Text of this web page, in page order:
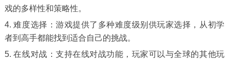
戏的多样性和策略性。
4. 难度选择：游戏提供了多种难度级别供玩家选择，从初学
者到高手都能找到适合自己的挑战。
5. 在线对战：支持在线对战功能，玩家可以与全球的其他玩